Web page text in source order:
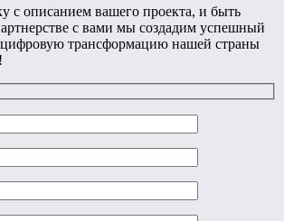
с описанием вашего проекта, и быть
с вами мы создадим успешный
трансформацию нашей страны